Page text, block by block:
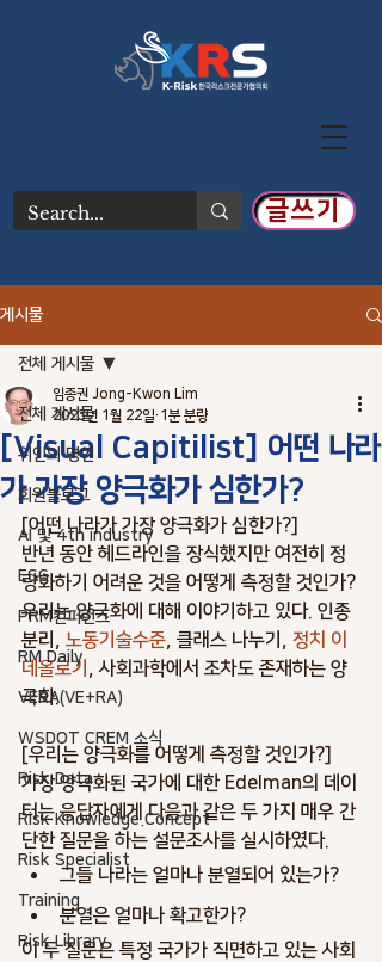
글쓰기
게시물
전체 게시물
위인의 명언
회원블로그
AI 및 4th industry
ESG
PRM컨퍼런스
RM Daily
VERA(VE+RA)
WSDOT CREM 소식
Risk Data
Risk Knowledge.Concept
Risk Specialist
Training
Risk Library
전체 게시물
[Visual Capitilist] 어떤 나라
가 가장 양극화가 심한가?
임종권 Jong-Kwon Lim
2023년 1월 22일 1분 분량
[어떤 나라가 가장 양극화가 심한가?]
반년 동안 헤드라인을 장식했지만 여전히 정
량화하기 어려운 것을 어떻게 측정할 것인가?
우리는 양극화에 대해 이야기하고 있다. 인종
분리, 노동기술수준, 클래스 나누기, 정치 이
데올로기 , 사회과학에서 조차도 존재하는 양
극화.
[우리는 양극화를 어떻게 측정할 것인가?]
가장 양극화된 국가에 대한 Edelman의 데이
터는 응답자에게 다음과 같은 두 가지 매우 간
단한 질문을 하는 설문조사를 실시하였다.
그들 나라는 얼마나 분열되어 있는가?
분열은 얼마나 확고한가?
이 두 질문은 특정 국가가 직면하고 있는 사회